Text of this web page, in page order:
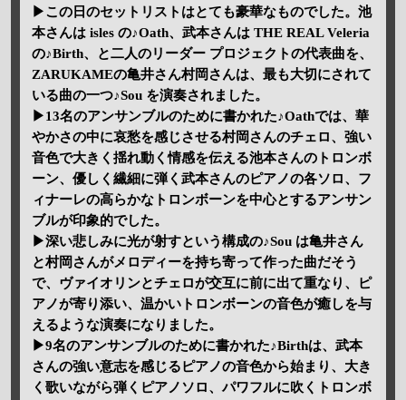
▶この日のセットリストはとても豪華なものでした。池
本さんは isles の♪Oath、武本さんは THE REAL Veleria
の♪Birth、と二人のリーダー プロジェクトの代表曲を、
ZARUKAMEの亀井さん村岡さんは、最も大切にされて
いる曲の一つ♪Sou を演奏されました。
▶13名のアンサンブルのために書かれた♪Oathでは、華
やかさの中に哀愁を感じさせる村岡さんのチェロ、強い
音色で大きく揺れ動く情感を伝える池本さんのトロンボ
ーン、優しく繊細に弾く武本さんのピアノの各ソロ、フ
ィナーレの高らかなトロンボーンを中心とするアンサン
ブルが印象的でした。
▶深い悲しみに光が射すという構成の♪Sou は亀井さん
と村岡さんがメロディーを持ち寄って作った曲だそう
で、ヴァイオリンとチェロが交互に前に出て重なり、ピ
アノが寄り添い、温かいトロンボーンの音色が癒しを与
えるような演奏になりました。
▶9名のアンサンブルのために書かれた♪Birthは、武本
さんの強い意志を感じるピアノの音色から始まり、大き
く歌いながら弾くピアノソロ、パワフルに吹くトロンボ